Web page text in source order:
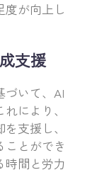
度が向上し
支援
づいて、AI
により、
支援し、
とができ
時間と労力